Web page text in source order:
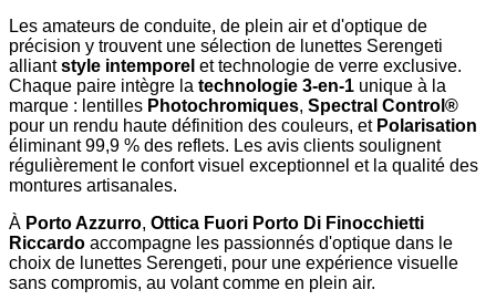
Les amateurs de conduite, de plein air et d'optique de
précision y trouvent une sélection de lunettes Serengeti
alliantstyle intemporel et technologie de verre exclusive.
Chaque paire intègre la technologie 3-en-1 unique à la
marque : lentilles Photochromiques, Spectral Control®
pour un rendu haute définition des couleurs, et Polarisation
éliminant 99,9 % des reflets. Les avis clients soulignent
régulièrement le confort visuel exceptionnel et la qualité des
montures artisanales.
À Porto Azzurro, Ottica Fuori Porto Di Finocchietti
Riccardo accompagne les passionnés d'optique dans le
choix de lunettes Serengeti, pour une expérience visuelle
sans compromis, au volant comme en plein air.